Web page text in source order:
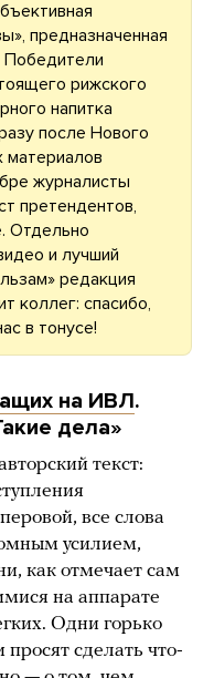
предназначенная
Победители
рижского
напитка
после Нового
материалов
журналисты
претендентов,
Отдельно
и лучший
редакция
коллег: спасибо,
в тонусе!
на ИВЛ.
дела»
текст:
все слова
усилием,
как отмечает сам
на аппарате
Одни горько
просят сделать что-